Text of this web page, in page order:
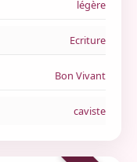
légère
Ecriture
Bon Vivant
caviste